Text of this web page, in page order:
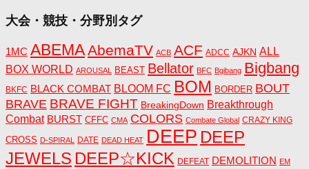
大会・競技・分野別タグ
1MC ABEMAAbemaTV ACB ACF ADCC AJKN ALL
BOX WORLD AROUSAL BEAST Bellator BFC Bgibang Bigbang
BKFC BLACK COMBAT BLOOM FC BOM BORDER BOUT
BRAVE BRAVE FIGHT BreakingDown Breakthrough
Combat BURST CFFC CMA COLORS Combate Global CRAZY KING
CROSS D-SPIRAL DATE DEAD HEAT DEEP DEEP
JEWELS DEEP☆KICK DEFEAT DEMOLITION EM